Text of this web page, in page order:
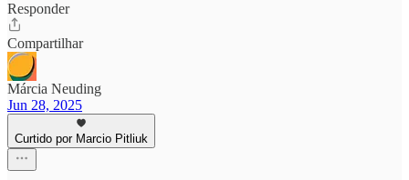
Responder
Compartilhar
Márcia Neuding
Jun 28, 2025
Curtido por Marcio Pitliuk